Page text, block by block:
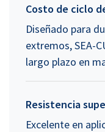
Costo de ciclo
Diseñado para
extremos, SEA-
largo plazo en
Resistencia
Excelente en